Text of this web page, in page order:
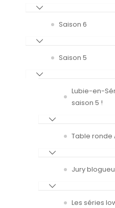
Saison 6
Saison 5
Lubie-en-
saison 5 !
Table ronde
Jury
Les séries